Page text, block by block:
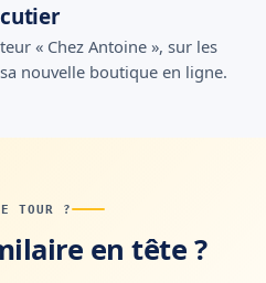
« Chez Antoine », sur les
nouvelle boutique en ligne.
TOUR ?
en tête ?